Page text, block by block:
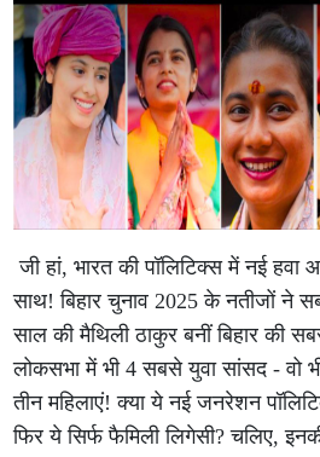
जी हां, भारत की पॉलिटिक्स में नई हवा
साथ! बिहार चुनाव 2025 के नतीजों ने
साल की मैथिली ठाकुर बनीं बिहार
लोकसभा में भी 4 सबसे युवा सांसद -
तीन महिलाएं! क्या ये नई जनरेशन
फिर ये सिर्फ फैमिली लिगेसी? चलिए,